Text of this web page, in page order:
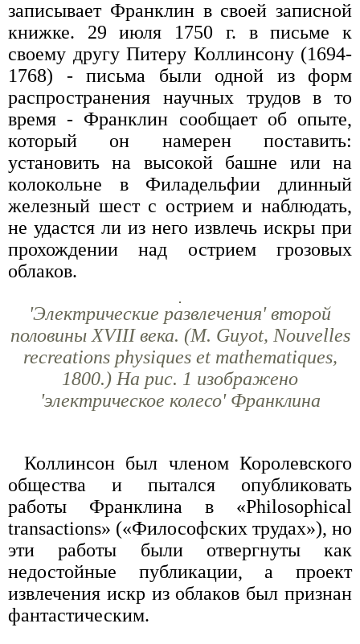
записывает Франклин в своей записной
книжке. 29 июля 1750 г. в письме к
своему другу Питеру Коллинсону (1694-
1768) - письма были одной из форм
распространения научных трудов в то
время - Франклин сообщает об опыте,
который он намерен поставить:
установить на высокой башне или на
колокольне в Филадельфии длинный
железный шест с острием и наблюдать,
не удастся ли из него извлечь искры при
прохождении над острием грозовых
облаков.
'Электрические развлечения' второй
половины XVIII века. (М. Guyоt, Nouvelles
recreations physiques et mathematiques,
1800.) На рис. 1 изображено
'электрическое колесо' Франклина
Коллинсон был членом Королевского
общества и пытался опубликовать
работы Франклина в «Philosophical
transactions» («Философских трудах»), но
эти работы были отвергнуты как
недостойные публикации, а проект
извлечения искр из облаков был признан
фантастическим.